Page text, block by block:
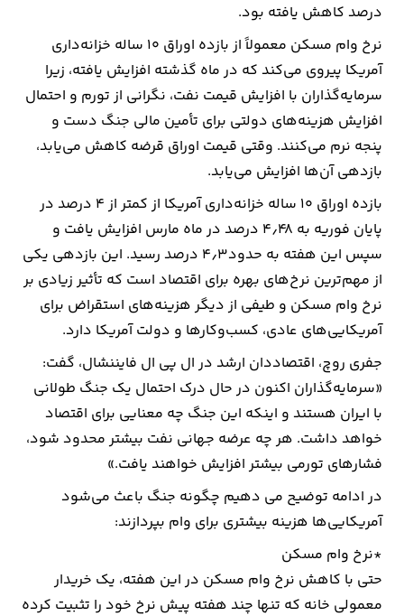
عمومی
نوتیف
شناور
درصد کاهش یافته بود.
نرخ وام مسکن معمولاً از بازده اوراق 10 ساله خزانه‌داری
آمریکا پیروی می‌کند که در ماه گذشته افزایش یافته، زیرا
سرمایه‌گذاران با افزایش قیمت نفت، نگرانی از تورم و احتمال
افزایش هزینه‌های دولتی برای تأمین مالی جنگ دست و
پنجه نرم می‌کنند. وقتی قیمت اوراق قرضه کاهش می‌یابد،
بازدهی آن‌ها افزایش می‌یابد.
بازده اوراق 10 ساله خزانه‌داری آمریکا از کمتر از 4 درصد در
پایان فوریه به 4٫48 درصد در ماه مارس افزایش یافت و
سپس این هفته به حدود 4٫3 درصد رسید. این بازدهی یکی
از مهم‌ترین نرخ‌های بهره برای اقتصاد است که تأثیر زیادی بر
نرخ وام مسکن و طیفی از دیگر هزینه‌های استقراض برای
آمریکایی‌های عادی، کسب‌وکارها و دولت آمریکا دارد.
جفری روچ، اقتصاددان ارشد در ال پی ال فایننشال، گفت:
«سرمایه‌گذاران اکنون در حال درک احتمال یک جنگ طولانی
با ایران هستند و اینکه این جنگ چه معنایی برای اقتصاد
خواهد داشت. هر چه عرضه جهانی نفت بیشتر محدود شود،
فشارهای تورمی بیشتر افزایش خواهند یافت.»
در ادامه توضیح می دهیم چگونه جنگ باعث می‌شود
آمریکایی‌ها هزینه بیشتری برای وام بپردازند:
*نرخ وام مسکن
حتی با کاهش نرخ وام مسکن در این هفته، یک خریدار
معمولی خانه که تنها چند هفته پیش نرخ خود را تثبیت کرده